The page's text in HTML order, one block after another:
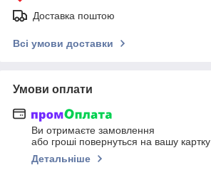
Доставка поштою
Всі умови доставки
Умови оплати
Ви отримаєте замовлення
або гроші повернуться на вашу картку
Детальніше